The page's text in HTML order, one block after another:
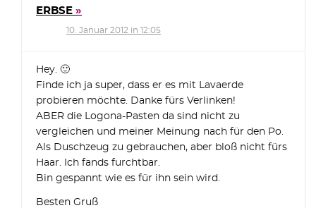
ERBSE
10. Januar 2012 in 12:05
Hey. 🙂
Finde ich ja super, dass er es mit Lavaerde
probieren möchte. Danke fürs Verlinken!
ABER die Logona-Pasten da sind nicht zu
vergleichen und meiner Meinung nach für den Po.
Als Duschzeug zu gebrauchen, aber bloß nicht fürs
Haar. Ich fands furchtbar.
Bin gespannt wie es für ihn sein wird.
Besten Gruß